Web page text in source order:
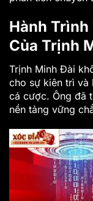
Hành Trình
Của Trịnh
Trịnh Minh Đài
cho sự kiên trì và
cá cược. Ông đã
nền tảng vững